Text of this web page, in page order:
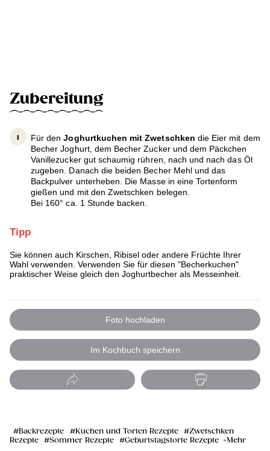
Zubereitung
Für denJoghurtkuchen mit Zwetschken die Eier mit dem
Becher Joghurt, dem Becher Zucker und dem Päckchen
Vanillezucker gut schaumig rühren, nach und nach das Öl
zugeben. Danach die beiden Becher Mehl und das
Backpulver unterheben. Die Masse in eine Tortenform
gießen und mit den Zwetschken belegen.
Bei 160° ca. 1 Stunde backen.
Tipp
Sie können auch Kirschen, Ribisel oder andere Früchte Ihrer
Wahl verwenden. Verwenden Sie für diesen "Becherkuchen"
praktischer Weise gleich den Joghurtbecher als Messeinheit.
Foto hochladen
Im Kochbuch speichern
Backrezepte Kuchen und Torten Rezepte
Zwetschken
Rezepte
Sommer Rezepte Geburtstagstorte Rezepte Mehr